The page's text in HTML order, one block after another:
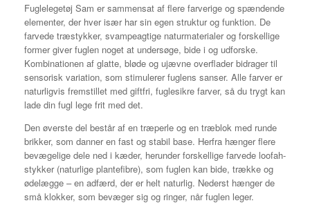
Fuglelegetøj Sam er sammensat af flere farverige og spændende
elementer, der hver især har sin egen struktur og funktion. De
farvede træstykker, svampeagtige naturmaterialer og forskellige
former giver fuglen noget at undersøge, bide i og udforske.
Kombinationen af glatte, bløde og ujævne overflader bidrager til
sensorisk variation, som stimulerer fuglens sanser. Alle farver er
naturligvis fremstillet med giftfri, fuglesikre farver, så du trygt kan
lade din fugl lege frit med det.
Den øverste del består af en træperle og en træblok med runde
brikker, som danner en fast og stabil base. Herfra hænger flere
bevægelige dele ned i kæder, herunder forskellige farvede loofah-
stykker (naturlige plantefibre), som fuglen kan bide, trække og
ødelægge – en adfærd, der er helt naturlig. Nederst hænger de
små klokker, som bevæger sig og ringer, når fuglen leger.